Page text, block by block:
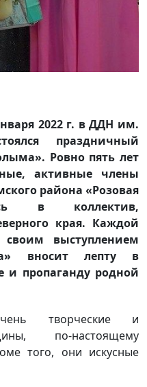
2022 г. в ДДН им.
праздничный
Ровно пять лет
активные члены
района «Розовая
в коллектив,
края. Каждой
выступлением
вносит лепту в
и пропаганду родной
творческие и
по-настоящему
того, они искусные